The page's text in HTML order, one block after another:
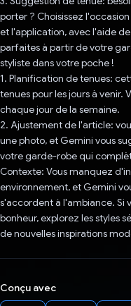
porter ? Choisissez
et l'application, avec l'aide
parfaites à partir de votre
styliste dans votre poche !
1. Planification de tenues:
tenues pour les jours à venir.
chaque jour de la semaine.
2. Ajustement de l'article:
une photo, et Gemini vous
votre garde-robe qui
Contexte: Vous manquez
environnement, et Gemini
s'accordent à l'ambiance. Si
bonheur, explorez les styles
de nouvelles inspirations
Conçu avec